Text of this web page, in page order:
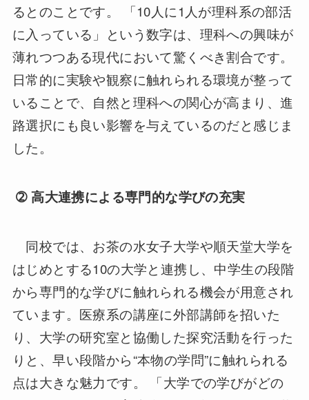
るとのことです。 「10人に1 人が理科系の部活
に入っている」という数字は、理科への興味が
薄れつつある現代において驚くべき割合です。
日常的に実験や観察に触れられる環境が整って
いることで、自然と理科への関心が高まり、進
路選択にも良い影響を与えているのだと感じま
した。
➁高大連携による専門的な学びの充実
同校では、お茶の水女子大学や順天堂大学を
はじめとする10の大学と連携し、中学生の段階
から専門的な学びに触れられる機会が用意され
ています。医療系の講座に外部講師を招いた
り、大学の研究室と協働した探究活動を行った
りと、早い段階から“本物の学問”に触れられる
点は大きな魅力です。 「大学での学びがどの